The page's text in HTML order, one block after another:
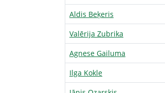
Aldis Beķeris
Valērija Zubrika
Agnese Gailuma
Ilga Kokle